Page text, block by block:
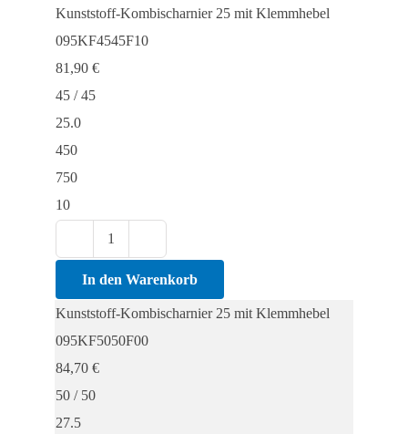
Kunststoff-Kombischarnier 25 mit Klemmhebel
095KF4545F10
81,90 €
45 / 45
25.0
450
750
10
Kombischarnier
25
In den Warenkorb
Kunststoff-Kombischarnier 25 mit Klemmhebel
095KF5050F00
84,70 €
50 / 50
27.5